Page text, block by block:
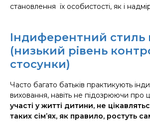
становлення їх особистості, як і
Індиферентний стиль
(низький рівень
стосунки)
Часто багато батьків практикують
виховання, навіть не підозрюючи про
участі у житті дитини, не
таких сім’ях, як правило, ростуть